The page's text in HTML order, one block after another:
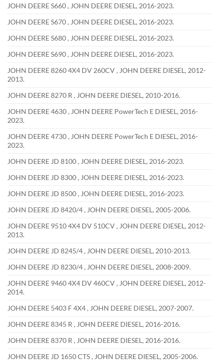
JOHN DEERE S660 , JOHN DEERE DIESEL, 2016-2023.
JOHN DEERE S670 , JOHN DEERE DIESEL, 2016-2023.
JOHN DEERE S680 , JOHN DEERE DIESEL, 2016-2023.
JOHN DEERE S690 , JOHN DEERE DIESEL, 2016-2023.
JOHN DEERE 8260 4X4 DV 260CV , JOHN DEERE DIESEL, 2012-
2013.
JOHN DEERE 8270 R , JOHN DEERE DIESEL, 2010-2016.
JOHN DEERE 4630 , JOHN DEERE PowerTech E DIESEL, 2016-
2023.
JOHN DEERE 4730 , JOHN DEERE PowerTech E DIESEL, 2016-
2023.
JOHN DEERE JD 8100 , JOHN DEERE DIESEL, 2016-2023.
JOHN DEERE JD 8300 , JOHN DEERE DIESEL, 2016-2023.
JOHN DEERE JD 8500 , JOHN DEERE DIESEL, 2016-2023.
JOHN DEERE JD 8420/4 , JOHN DEERE DIESEL, 2005-2006.
JOHN DEERE 9510 4X4 DV 510CV , JOHN DEERE DIESEL, 2012-
2013.
JOHN DEERE JD 8245/4 , JOHN DEERE DIESEL, 2010-2013.
JOHN DEERE JD 8230/4 , JOHN DEERE DIESEL, 2008-2009.
JOHN DEERE 9460 4X4 DV 460CV , JOHN DEERE DIESEL, 2012-
2014.
JOHN DEERE 5403 F 4X4 , JOHN DEERE DIESEL, 2007-2007.
JOHN DEERE 8345 R , JOHN DEERE DIESEL, 2016-2016.
JOHN DEERE 8370 R , JOHN DEERE DIESEL, 2016-2016.
JOHN DEERE JD 1650 CTS , JOHN DEERE DIESEL, 2005-2006.